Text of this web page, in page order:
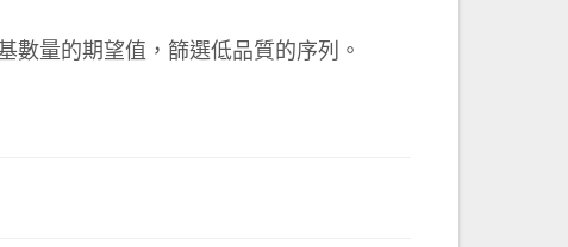
數量的期望值，篩選低品質的序列。